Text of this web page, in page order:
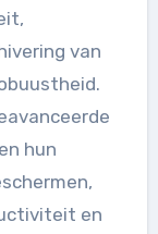
van
hun
en